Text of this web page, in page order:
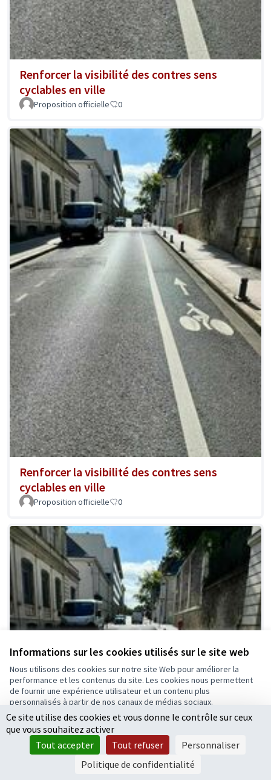
Informations sur les cookies utilisés sur le site web
Nous utilisons des cookies sur notre site Web pour améliorer la
performance et les contenus du site. Les cookies nous permettent
de fournir une expérience utilisateur et un contenu plus
personnalisés à partir de nos canaux de médias sociaux.
Tout accepter
Accepter seulement les cookies essentiels
Paramètres
Renforcer la visibilité des contres sens
cyclables en ville
Proposition officielle 0
Renforcer la visibilité des contres sens
cyclables en ville
Proposition officielle 0
Ce site utilise des cookies et vous donne le contrôle sur ceux
que vous souhaitez activer
Tout accepter
Tout refuser
Personnaliser
Politique de confidentialité